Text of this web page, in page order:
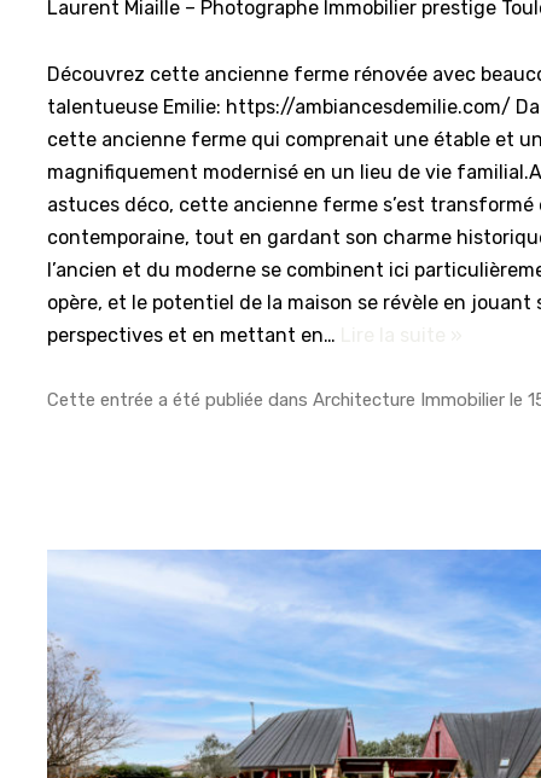
Laurent Miaille – Photographe Immobilier prestige
Découvrez cette ancienne ferme rénovée avec
talentueuse Emilie: https://ambiancesdemilie.com/
cette ancienne ferme qui comprenait une étable et
magnifiquement modernisé en un lieu de vie
astuces déco, cette ancienne ferme s’est transformé
contemporaine, tout en gardant son charme
l’ancien et du moderne se combinent ici
opère, et le potentiel de la maison se révèle en
perspectives et en mettant en…
Cette entrée a été publiée dansArchitecture Immobilier le